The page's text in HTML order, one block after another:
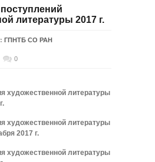
литературы 2017 г.
ГПНТБ СО РАН
0
художественной литературы
художественной литературы
2017 г.
художественной литературы